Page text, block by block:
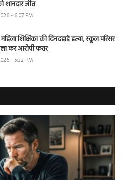
शानदार जीत
- 6:07 PM
शिक्षिका की दिनदहाड़े हत्या, स्कूल परिसर
कर आरोपी फरार
- 5:32 PM